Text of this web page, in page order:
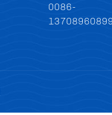
0086-